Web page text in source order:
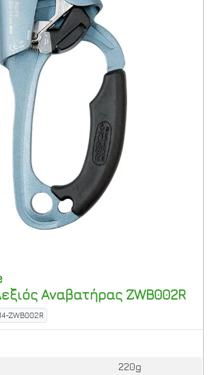
Αναβατήρας ZWB002R
ZWB002R
220g